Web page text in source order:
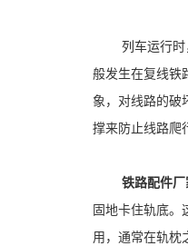
列车运行时，
般发生在复线铁
象，对线路的破
撑来防止线路爬
铁路配件厂
固地卡住轨底
用，通常在轨枕